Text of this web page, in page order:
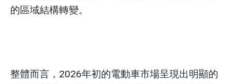
的區域結構轉變。
整體而言，2026年初的電動車市場呈現出明顯的